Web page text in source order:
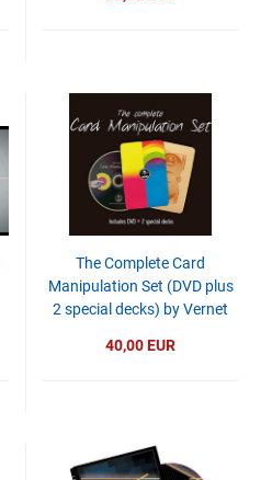
The Complete Card
Manipulation Set (DVD plus
2 special decks) by Vernet
40,00 EUR